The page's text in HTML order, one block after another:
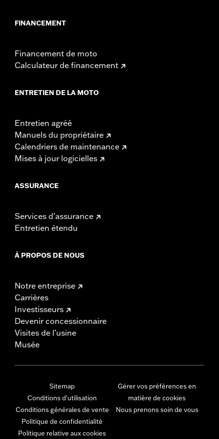
FINANCEMENT
Financement de moto
Calculateur de financement
ENTRETIEN DE LA MOTO
Entretien agréé
Manuels du propriétaire
Calendriers de maintenance
Mises à jour logicielles
ASSURANCE
Services d’assurance
Entretien étendu
À PROPOS DE NOUS
Notre entreprise
Carrières
Investisseurs
Devenir concessionnaire
Visites de l’usine
Musée
Sitemap
Conditions d'utilisation
Conditions générales de vente
Politique de confidentialité
Politique relative aux cookies
Gérer vos préférences en
matière de cookies
Nous prenons soin de vous